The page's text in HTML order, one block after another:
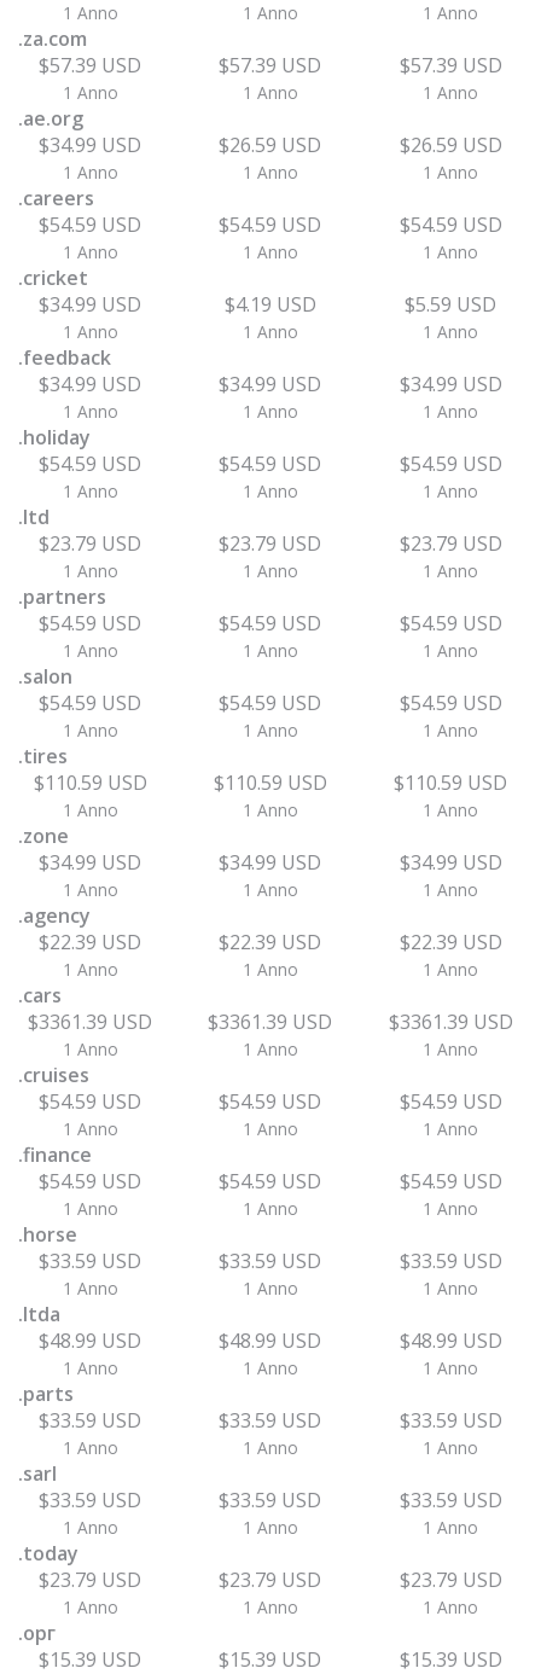
1 Anno 1 Anno 1 Anno
.za.com
$57.39 USD
1 Anno
$57.39 USD
1 Anno
$57.39 USD
1 Anno
.ae.org
$34.99 USD
1 Anno
$26.59 USD
1 Anno
$26.59 USD
1 Anno
.careers
$54.59 USD
1 Anno
$54.59 USD
1 Anno
$54.59 USD
1 Anno
.cricket
$34.99 USD
1 Anno
$4.19 USD
1 Anno
$5.59 USD
1 Anno
.feedback
$34.99 USD
1 Anno
$34.99 USD
1 Anno
$34.99 USD
1 Anno
.holiday
$54.59 USD
1 Anno
$54.59 USD
1 Anno
$54.59 USD
1 Anno
.ltd
$23.79 USD
1 Anno
$23.79 USD
1 Anno
$23.79 USD
1 Anno
.partners
$54.59 USD
1 Anno
$54.59 USD
1 Anno
$54.59 USD
1 Anno
.salon
$54.59 USD
1 Anno
$54.59 USD
1 Anno
$54.59 USD
1 Anno
.tires
$110.59 USD
1 Anno
$110.59 USD
1 Anno
$110.59 USD
1 Anno
.zone
$34.99 USD
1 Anno
$34.99 USD
1 Anno
$34.99 USD
1 Anno
.agency
$22.39 USD
1 Anno
$22.39 USD
1 Anno
$22.39 USD
1 Anno
.cars
$3361.39 USD
1 Anno
$3361.39 USD
1 Anno
$3361.39 USD
1 Anno
.cruises
$54.59 USD
1 Anno
$54.59 USD
1 Anno
$54.59 USD
1 Anno
.finance
$54.59 USD
1 Anno
$54.59 USD
1 Anno
$54.59 USD
1 Anno
.horse
$33.59 USD
1 Anno
$33.59 USD
1 Anno
$33.59 USD
1 Anno
.ltda
$48.99 USD
1 Anno
$48.99 USD
1 Anno
$48.99 USD
1 Anno
.parts
$33.59 USD
1 Anno
$33.59 USD
1 Anno
$33.59 USD
1 Anno
.sarl
$33.59 USD
1 Anno
$33.59 USD
1 Anno
$33.59 USD
1 Anno
.today
$23.79 USD
1 Anno
$23.79 USD
1 Anno
$23.79 USD
1 Anno
.орг
$15.39 USD
$15.39 USD $15.39 USD